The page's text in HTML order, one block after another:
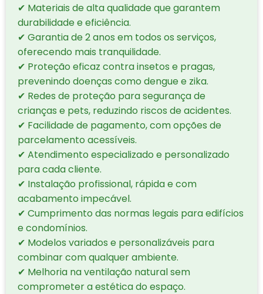
✔ Materiais de alta qualidade que garantem
durabilidade e eficiência.
✔ Garantia de 2 anos em todos os serviços,
oferecendo mais tranquilidade.
✔ Proteção eficaz contra insetos e pragas,
prevenindo doenças como dengue e zika.
✔ Redes de proteção para segurança de
crianças e pets, reduzindo riscos de acidentes.
✔ Facilidade de pagamento, com opções de
parcelamento acessíveis.
✔ Atendimento especializado e personalizado
para cada cliente.
✔ Instalação profissional, rápida e com
acabamento impecável.
✔ Cumprimento das normas legais para edifícios
e condomínios.
✔ Modelos variados e personalizáveis para
combinar com qualquer ambiente.
✔ Melhoria na ventilação natural sem
comprometer a estética do espaço.